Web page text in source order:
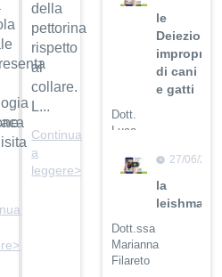
della
pettorina
rispetto
al
collare.
L...
Continua
a
leggere>
le
Deiezioni
improprie
di cani
e gatti
Dott.
Luca
Guarda
27/06/
la
Dott.ssa
Marianna
Filareto